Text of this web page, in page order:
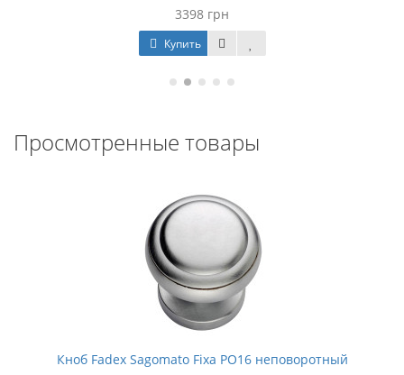
3398 грн
Купить
Просмотренные товары
Кноб Fadex Sagomato Fixa PO16 неповоротный